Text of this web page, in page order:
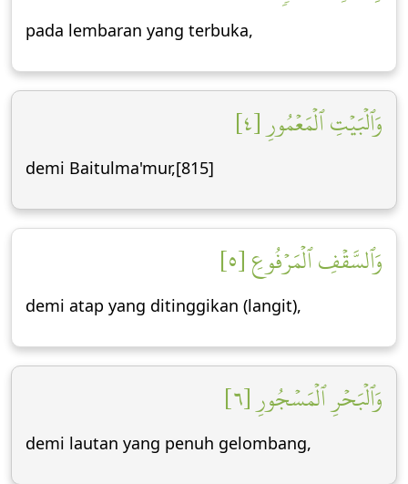
pada lembaran yang terbuka,
وَٱلۡبَيۡتِ ٱلۡمَعۡمُورِ [٤]
demi Baitulma'mur,[815]
وَٱلسَّقۡفِ ٱلۡمَرۡفُوعِ [٥]
demi atap yang ditinggikan (langit),
وَٱلۡبَحۡرِ ٱلۡمَسۡجُورِ [٦]
demi lautan yang penuh gelombang,